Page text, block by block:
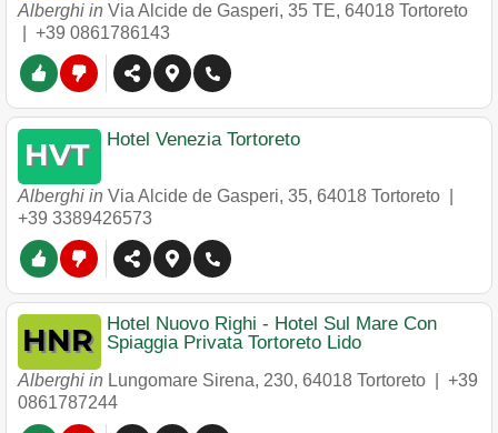
Alberghi in Via Alcide de Gasperi, 35 TE, 64018 Tortoreto
+39 0861786143
Hotel Venezia Tortoreto
Alberghi in Via Alcide de Gasperi, 35, 64018 Tortoreto
+39 3389426573
Hotel Nuovo Righi - Hotel Sul Mare Con
Spiaggia Privata Tortoreto Lido
Alberghi in Lungomare Sirena, 230, 64018 Tortoreto
+39
0861787244